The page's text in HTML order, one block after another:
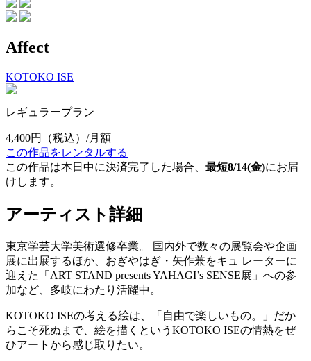
Affect
KOTOKO ISE
レギュラープラン
4,400円
（税込）/月額
この作品をレンタルする
この作品は本日中に決済完了した場合、 最短8/14(金)にお届
けします。
アーティスト詳細
東京学芸大学美術選修卒業。 国内外で数々の展覧会や企画
展に出展するほか、おぎやはぎ・矢作兼をキュ レーターに
迎えた「ART STAND presents YAHAGI’s SENSE展」への参
加など、多岐にわたり活躍中。
KOTOKO ISEの考える絵は、「自由で楽しいもの。」だか
らこそ死ぬまで、絵を描くというKOTOKO ISEの情熱をぜ
ひアートから感じ取りたい。